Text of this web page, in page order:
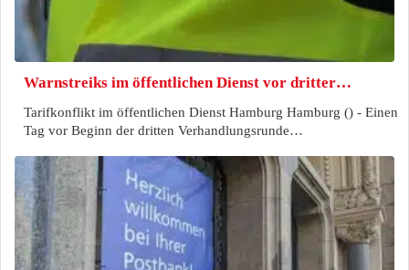
Warnstreiks im öffentlichen Dienst vor dritter…
Tarifkonflikt im öffentlichen Dienst Hamburg Hamburg () - Einen
Tag vor Beginn der dritten Verhandlungsrunde…